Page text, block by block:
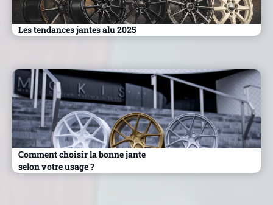
Les tendances jantes alu 2025
Comment choisir la bonne jante
selon votre usage ?